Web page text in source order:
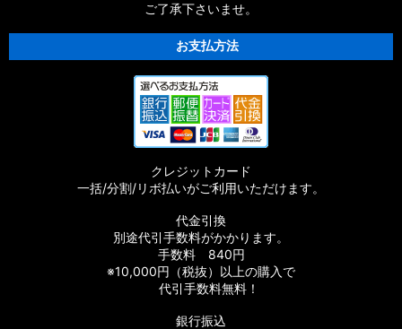
ご了承下さいませ。
お支払方法
クレジットカード
一括/分割/リボ払いがご利用いただけます。
代金引換
別途代引手数料がかかります。
手数料 840円
※10,000円（税抜）以上の購入で
代引手数料無料！
銀行振込